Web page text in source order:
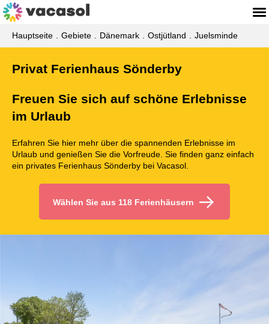
Hauptseite Gebiete Dänemark Ostjütland Juelsminde
Privat Ferienhaus Sönderby
Freuen Sie sich auf schöne Erlebnisse
im Urlaub
Erfahren Sie hier mehr über die spannenden Erlebnisse im
Urlaub und genießen Sie die Vorfreude. Sie finden ganz einfach
ein privates Ferienhaus Sönderby bei Vacasol.
Wählen Sie aus 118 Ferienhäusern